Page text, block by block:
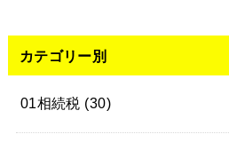
カテゴリー別
01相続税 (30)